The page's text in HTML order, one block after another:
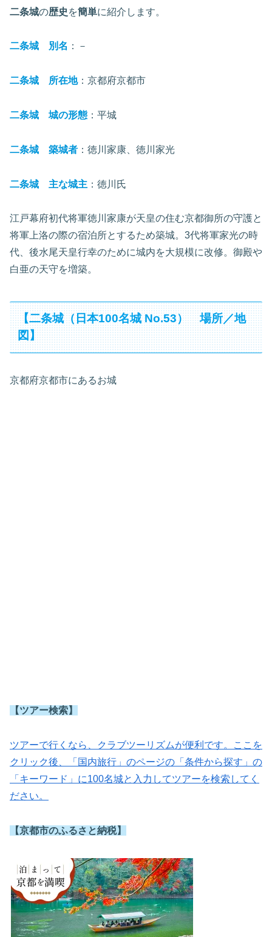
二条城の歴史 を簡単に紹介します。
二条城 別名 ：－
二条城 所在地：京都府京都市
二条城 城の形態 ：平城
二条城 築城者 ：徳川家康、徳川家光
二条城 主な城主 ：徳川氏
江戸幕府初代将軍徳川家康が天皇の住む京都御所の守護と
将軍上洛の際の宿泊所とするため築城。3代将軍家光の時
代、後水尾天皇行幸のために城内を大規模に改修。御殿や
白亜の天守を増築。
【二条城（日本100名城 No.53） 場所／地
図】
京都府京都市にあるお城
【ツアー検索】
ツアーで行くなら、クラブツーリズムが便利です。ここを
クリック後、「国内旅行」のページの「条件から探す」の
「キーワード」に100名城と入力してツアーを検索してく
ださい。
【京都市のふるさと納税】